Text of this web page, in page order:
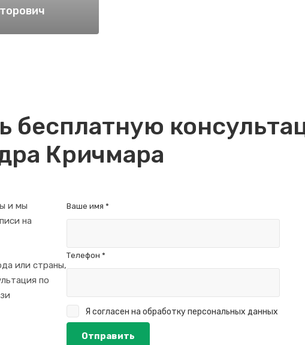
бесплатную
Кричмара
и мы
на
или страны,
по
Ваше имя *
Телефон *
Я согласен на обработку персональных данных